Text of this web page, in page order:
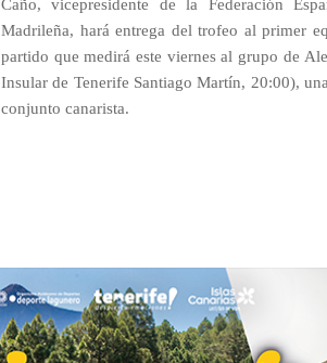
Caño, vicepresidente de la Federación
Madrileña, hará entrega del trofeo al primer
partido que medirá este viernes al grupo de
Insular de Tenerife Santiago Martín, 20:00),
conjunto canarista.